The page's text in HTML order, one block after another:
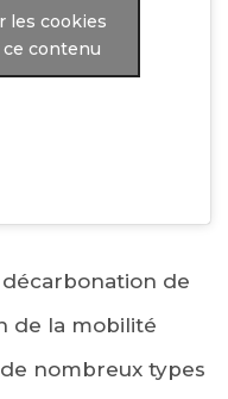
les cookies
contenu
de
de la mobilité
nombreux types